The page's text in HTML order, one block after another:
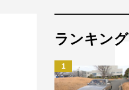
ランキング
1